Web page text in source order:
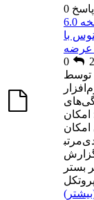
0 پاسخ and 2302
نسخه 6.0
با
عرضه
6.0 نرم‌افزار
مرتب‎سازی و گروه‌بندی
بستر
پروتکل